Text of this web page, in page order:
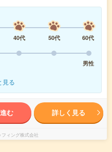
40代 50代
60代
男性
見る
む 詳しく見る
ィング株式会社